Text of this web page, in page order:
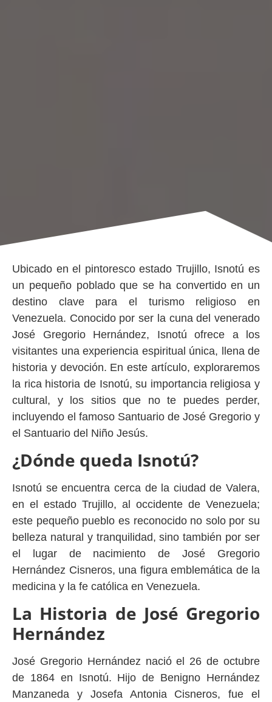
Ubicado en el pintoresco estado Trujillo, Isnotú es
un pequeño poblado que se ha convertido en un
destino clave para el turismo religioso en
Venezuela. Conocido por ser la cuna del venerado
José Gregorio Hernández, Isnotú ofrece a los
visitantes una experiencia espiritual única, llena de
historia y devoción. En este artículo, exploraremos
la rica historia de Isnotú, su importancia religiosa y
cultural, y los sitios que no te puedes perder,
incluyendo el famoso Santuario de José Gregorio y
el Santuario del Niño Jesús.
¿Dónde queda Isnotú?
Isnotú se encuentra cerca de la ciudad de Valera,
en el estado Trujillo, al occidente de Venezuela;
este pequeño pueblo es reconocido no solo por su
belleza natural y tranquilidad, sino también por ser
el lugar de nacimiento de José Gregorio
Hernández Cisneros, una figura emblemática de la
medicina y la fe católica en Venezuela.
La Historia de José Gregorio
Hernández
José Gregorio Hernández nació el 26 de octubre
de 1864 en Isnotú. Hijo de Benigno Hernández
Manzaneda y Josefa Antonia Cisneros, fue el